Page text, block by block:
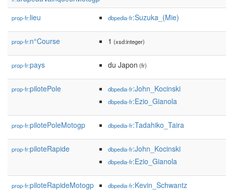
prop-fr:lieu dbpedia-fr:Suzuka_(Mie)
prop-fr:n°Course 1 (xsd:integer)
prop-fr:pays du Japon (fr)
prop-fr:pilotePole dbpedia-fr:John_Kocinski
dbpedia-fr:Ezio_Gianola
prop-fr:pilotePoleMotogp dbpedia-fr:Tadahiko_Taira
prop-fr:piloteRapide dbpedia-fr:John_Kocinski
dbpedia-fr:Ezio_Gianola
prop-fr:piloteRapideMotogp dbpedia-fr:Kevin_Schwantz